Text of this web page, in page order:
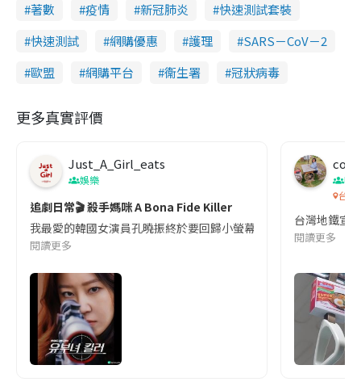
著數 疫情 新冠肺炎
快速測試套裝
快速測試
網購優惠 護理
SARS－CoV－2
歐盟
網購平台 衞生署 冠狀病毒
更多真實評價
Just_A_Girl_eats
娛樂
追劇日常🎬 殺手媽咪 A Bona Fide Killer
我最愛的韓國女演員孔曉振終於要回歸小螢幕啦!這次的劇本改編
閱讀更多
co
吹
台灣
台灣地鐵宣
閱讀更多